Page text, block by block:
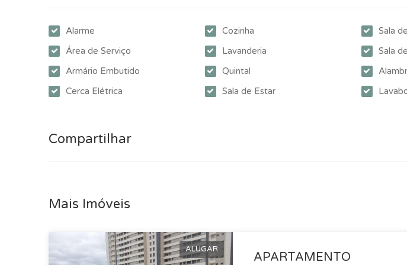
Alarme
Área de Serviço
Armário Embutido
Cerca Elétrica
Cozinha
Lavanderia
Quintal
Sala de Estar
Sala
Sala
Compartilhar
Mais Imóveis
ALUGAR
APARTAMENTO